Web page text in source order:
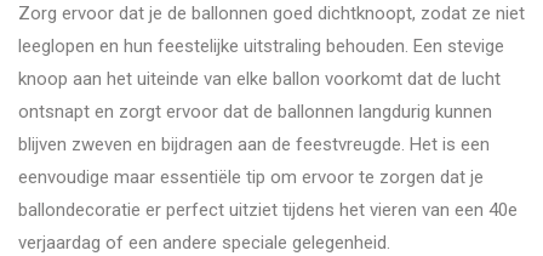
Zorg ervoor dat je de ballonnen goed dichtknoopt, zodat ze niet
leeglopen en hun feestelijke uitstraling behouden. Een stevige
knoop aan het uiteinde van elke ballon voorkomt dat de lucht
ontsnapt en zorgt ervoor dat de ballonnen langdurig kunnen
blijven zweven en bijdragen aan de feestvreugde. Het is een
eenvoudige maar essentiële tip om ervoor te zorgen dat je
ballondecoratie er perfect uitziet tijdens het vieren van een 40e
verjaardag of een andere speciale gelegenheid.